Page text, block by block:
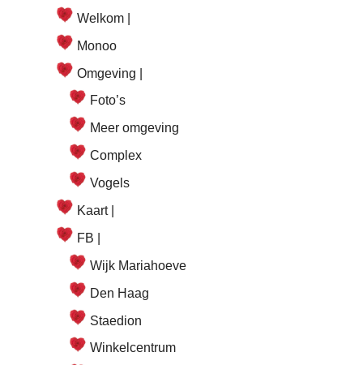
Welkom |
Monoo
Omgeving |
Foto’s
Meer omgeving
Complex
Vogels
Kaart |
FB |
Wijk Mariahoeve
Den Haag
Staedion
Winkelcentrum